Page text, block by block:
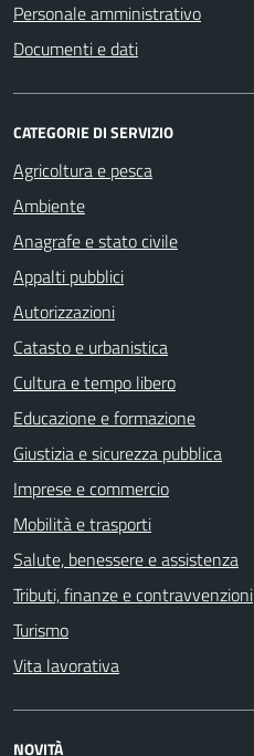
Personale amministrativo
Documenti e dati
CATEGORIE DI SERVIZIO
Agricoltura e pesca
Ambiente
Anagrafe e stato civile
Appalti pubblici
Autorizzazioni
Catasto e urbanistica
Cultura e tempo libero
Educazione e formazione
Giustizia e sicurezza pubblica
Imprese e commercio
Mobilità e trasporti
Salute, benessere e assistenza
Tributi, finanze e contravvenzioni
Turismo
Vita lavorativa
NOVITÀ